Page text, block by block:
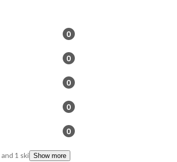
0
0
0
0
0
and 1 skillsShow more